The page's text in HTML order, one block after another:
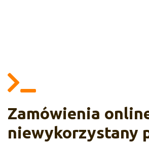
Zamówienia
niewykorzystany